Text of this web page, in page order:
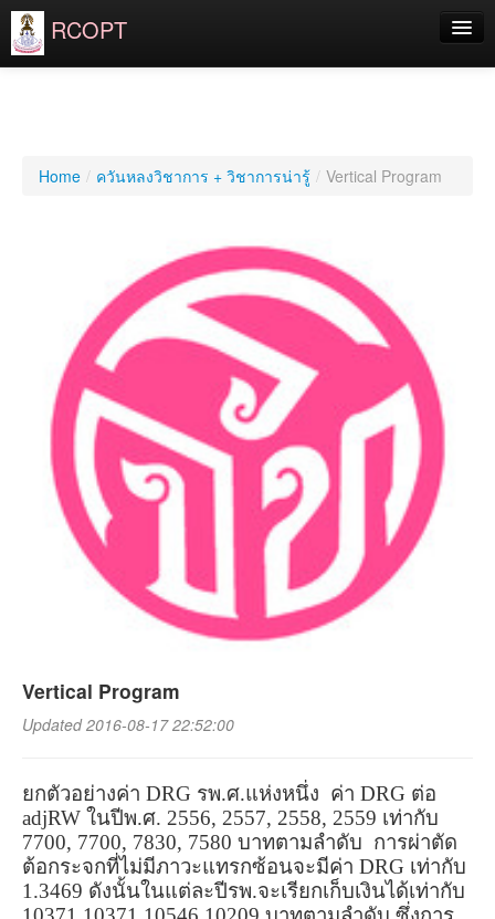
RCOPT
สำหรับประชาชน
แพทย์ประจำบ้านต่อยอด
Home / ควันหลงวิชาการ + วิชาการน่ารู้ / Vertical Program
Vertical Program
Updated 2016-08-17 22:52:00
ยกตัวอย่างค่า DRG รพ.ศ.แห่งหนึ่ง ค่า DRG ต่อ
adjRW ในปีพ.ศ. 2556, 2557, 2558, 2559 เท่ากับ
7700, 7700, 7830, 7580 บาทตามลำดับ การผ่าตัด
ต้อกระจกที่ไม่มีภาวะแทรกซ้อนจะมีค่า DRG เท่ากับ
1.3469 ดังนั้นในแต่ละปีรพ.จะเรียกเก็บเงินได้เท่ากับ